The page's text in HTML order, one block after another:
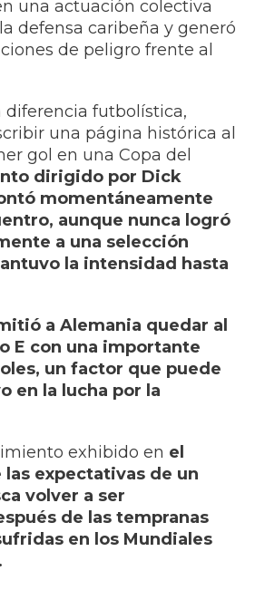
una actuación colectiva
defensa caribeña y generó
de peligro frente al
diferencia futbolística,
una página histórica al
gol en una Copa del
dirigido por Dick
momentáneamente
aunque nunca logró
a una selección
la intensidad hasta
a Alemania quedar al
E con una importante
un factor que puede
en la lucha por la
exhibido en el
expectativas de un
volver a ser
de las tempranas
en los Mundiales